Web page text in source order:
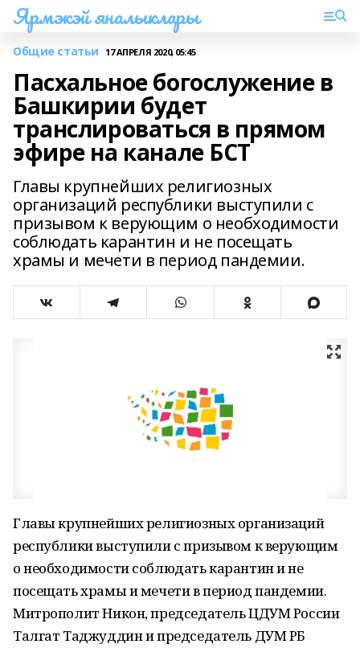
Ярмэкэй яналыклары
Общие статьи 17 АПРЕЛЯ 2020, 05:45
Пасхальное богослужение в
Башкирии будет
транслироваться в прямом
эфире на канале БСТ
Главы крупнейших религиозных
организаций республики выступили с
призывом к верующим о необходимости
соблюдать карантин и не посещать
храмы и мечети в период пандемии.
Главы крупнейших религиозных организаций
республики выступили с призывом к верующим
о необходимости соблюдать карантин и не
посещать храмы и мечети в период пандемии.
Митрополит Никон, председатель ЦДУМ России
Талгат Таджуддин и председатель ДУМ РБ